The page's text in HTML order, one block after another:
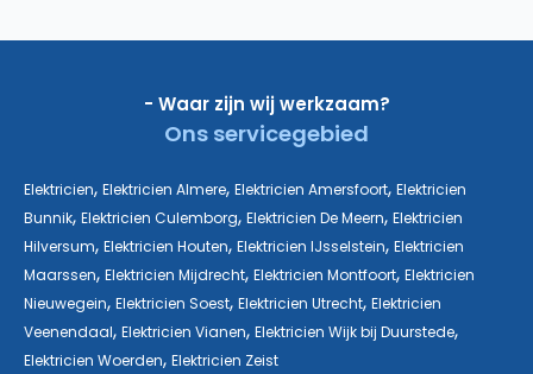
- Waar zijn wij werkzaam?
Ons servicegebied
Elektricien, Elektricien Almere, Elektricien Amersfoort, Elektricien
Bunnik, Elektricien Culemborg, Elektricien De Meern, Elektricien
Hilversum, Elektricien Houten, Elektricien IJsselstein, Elektricien
Maarssen, Elektricien Mijdrecht, Elektricien Montfoort, Elektricien
Nieuwegein, Elektricien Soest, Elektricien Utrecht, Elektricien
Veenendaal, Elektricien Vianen, Elektricien Wijk bij Duurstede,
Elektricien Woerden, Elektricien Zeist